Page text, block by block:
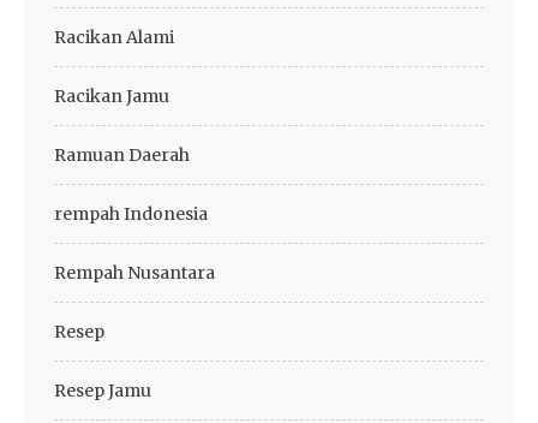
Racikan Alami
Racikan Jamu
Ramuan Daerah
rempah Indonesia
Rempah Nusantara
Resep
Resep Jamu